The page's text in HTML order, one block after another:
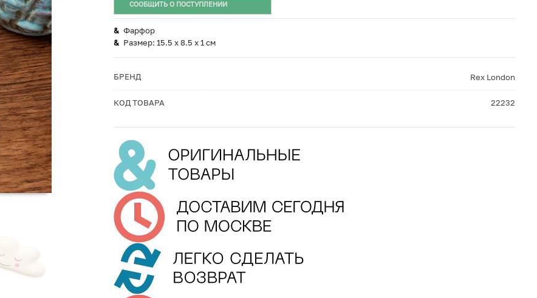
СООБЩИТЬ О ПОСТУПЛЕНИИ
Фарфор
Размер: 15.5 х 8.5 х 1 см
БРЕНД Rex London
КОД ТОВАРА 22232